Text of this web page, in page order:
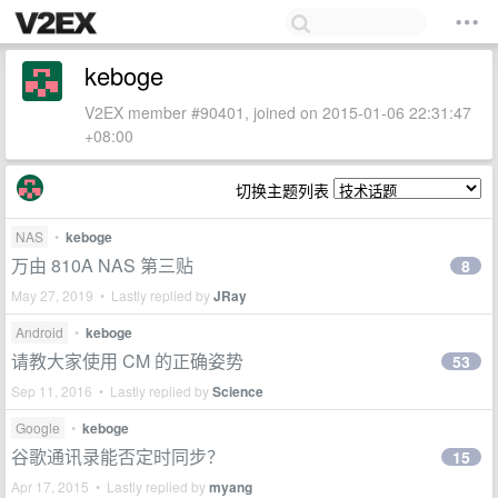
keboge
V2EX member #90401, joined on 2015-01-06 22:31:47
+08:00
切换主题列表
NAS • keboge
万由 810A NAS 第三贴
May 27, 2019 • Lastly replied byJRay
8
Android • keboge
请教大家使用 CM 的正确姿势
Sep 11, 2016 • Lastly replied byScience
53
Google • keboge
谷歌通讯录能否定时同步？
Apr 17, 2015 • Lastly replied bymyang
15